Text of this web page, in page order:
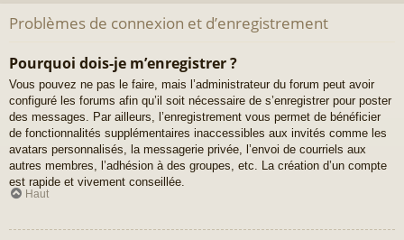
Problèmes de connexion et d’enregistrement
Pourquoi dois-je m’enregistrer ?
Vous pouvez ne pas le faire, mais l’administrateur du forum peut avoir
configuré les forums afin qu’il soit nécessaire de s’enregistrer pour poster
des messages. Par ailleurs, l’enregistrement vous permet de bénéficier
de fonctionnalités supplémentaires inaccessibles aux invités comme les
avatars personnalisés, la messagerie privée, l’envoi de courriels aux
autres membres, l’adhésion à des groupes, etc. La création d’un compte
est rapide et vivement conseillée.
Haut